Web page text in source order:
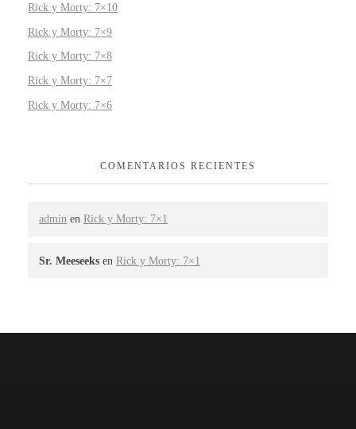
Rick y Morty: 7×10
Rick y Morty: 7×9
Rick y Morty: 7×8
Rick y Morty: 7×7
Rick y Morty: 7×6
COMENTARIOS RECIENTES
admin en Rick y Morty: 7×1
Sr. Meeseeks en Rick y Morty: 7×1